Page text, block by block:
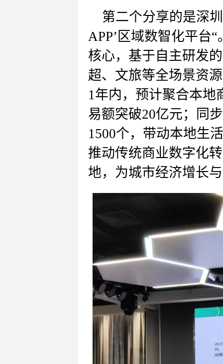
第二个分享的是深
APP’ 区域数智化平台“
核心，基于自主研发
超、文旅等全场景资
1年内，预计聚合本地
易额突破20亿元；同
1500个，带动本地生
推动传统商业数字化
地，为城市经济增长